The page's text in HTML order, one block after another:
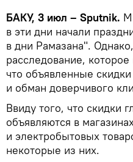
БАКУ, 3 июл – Sputnik.
в эти дни начали
в дни Рамазана".
расследование,
что объявленные
и обман доверчивого
Ввиду того, что скидки
объявляются в
и электробытовых
некоторые из них.